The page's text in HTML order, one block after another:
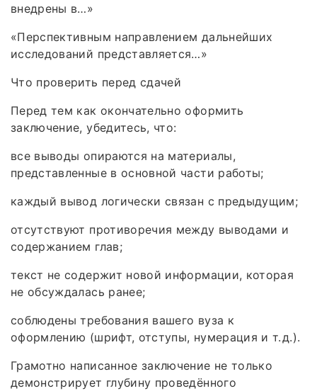
внедрены в…»
«Перспективным направлением дальнейших
исследований представляется…»
Что проверить перед сдачей
Перед тем как окончательно оформить
заключение, убедитесь, что:
все выводы опираются на материалы,
представленные в основной части работы;
каждый вывод логически связан с предыдущим;
отсутствуют противоречия между выводами и
содержанием глав;
текст не содержит новой информации, которая
не обсуждалась ранее;
соблюдены требования вашего вуза к
оформлению (шрифт, отступы, нумерация и т. д.).
Грамотно написанное заключение не только
демонстрирует глубину проведённого